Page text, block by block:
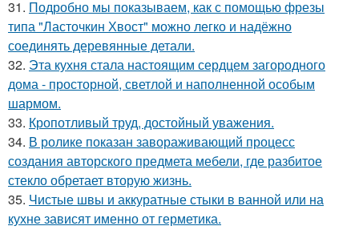
31. Подробно мы показываем, как с помощью фрезы
типа "Ласточкин Хвост" можно легко и надёжно
соединять деревянные детали.
32. Эта кухня стала настоящим сердцем загородного
дома - просторной, светлой и наполненной особым
шармом.
33. Кропотливый труд, достойный уважения.
34. В ролике показан завораживающий процесс
создания авторского предмета мебели, где разбитое
стекло обретает вторую жизнь.
35. Чистые швы и аккуратные стыки в ванной или на
кухне зависят именно от герметика.